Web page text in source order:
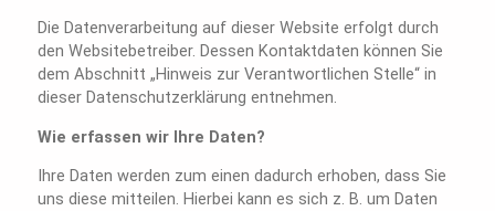
Die Datenverarbeitung auf dieser Website erfolgt durch
den Websitebetreiber. Dessen Kontaktdaten können Sie
dem Abschnitt „Hinweis zur Verantwortlichen Stelle“ in
dieser Datenschutzerklärung entnehmen.
Wie erfassen wir Ihre Daten?
Ihre Daten werden zum einen dadurch erhoben, dass Sie
uns diese mitteilen. Hierbei kann es sich z. B. um Daten